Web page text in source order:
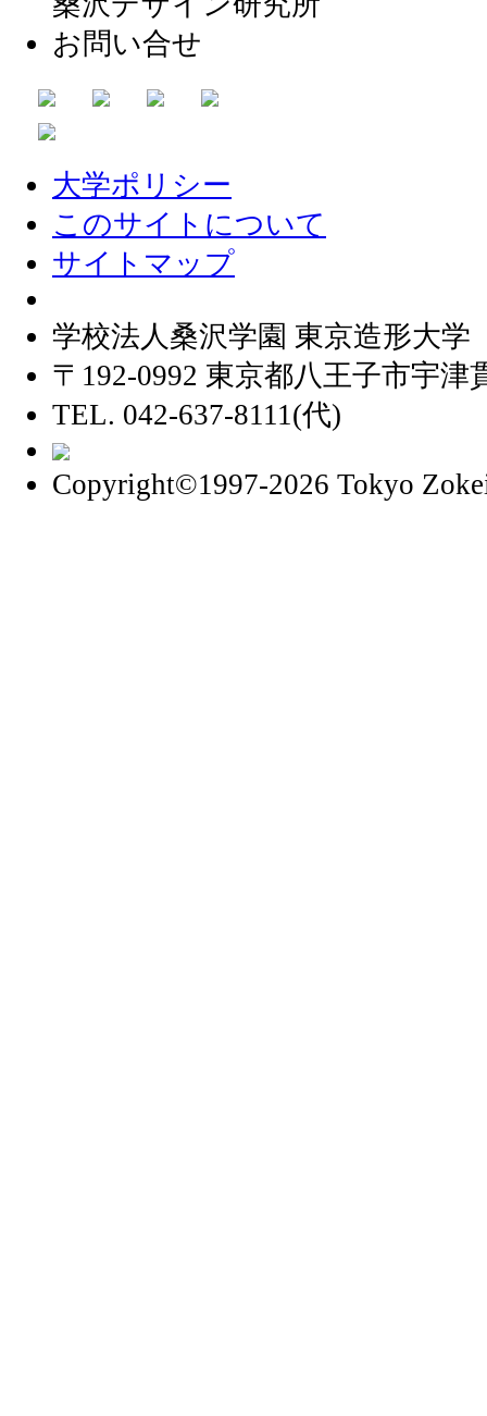
お問い合せ
大学ポリシー
このサイトについて
サイトマップ
学校法人桑沢学園 東京造形大学
〒192-0992 東京都八王子市宇津
TEL. 042-637-8111(代)
Copyright©1997-2026 Tokyo